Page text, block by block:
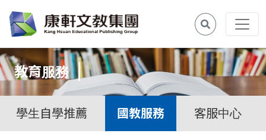
教育服務
學生自學推薦 國教服務 客服中心